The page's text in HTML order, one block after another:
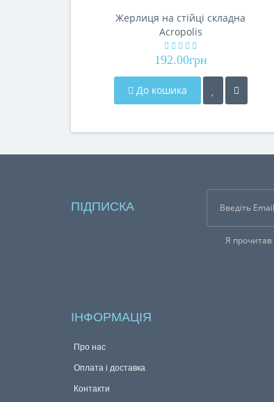
Жерлиця на стійці складна
Acropolis
192.00грн
До кошика
ПІДПИСКА
Я прочитав
ІНФОРМАЦІЯ
Про нас
Оплата і доставка
Контакти